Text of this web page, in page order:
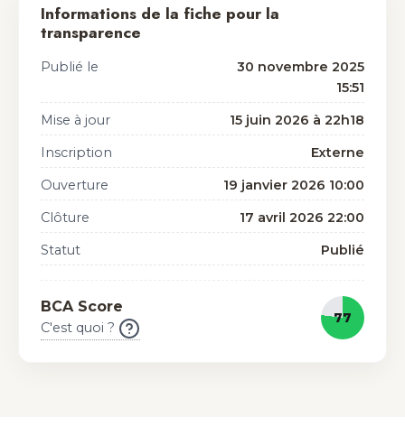
Informations de la fiche pour la
transparence
Publié le
30 novembre 2025
15:51
Mise à jour
15 juin 2026 à 22h18
Inscription
Externe
Ouverture
19 janvier 2026 10:00
Clôture
17 avril 2026 22:00
Statut
Publié
BCA Score
C'est quoi ?
77